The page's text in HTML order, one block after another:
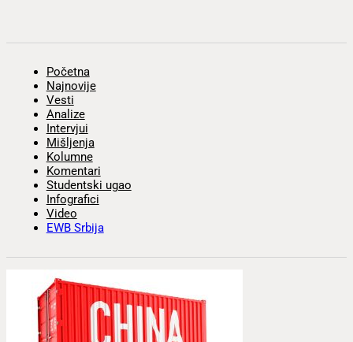
Početna
Najnovije
Vesti
Analize
Intervjui
Mišljenja
Kolumne
Komentari
Studentski ugao
Infografici
Video
EWB Srbija